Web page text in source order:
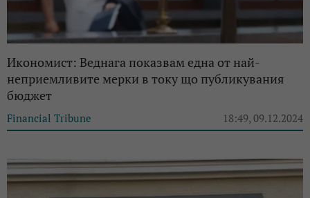
Икономист: Веднага показвам една от най-
неприемливите мерки в току що публикувания
бюджет
Financial Tribune 18:49, 09.12.2024